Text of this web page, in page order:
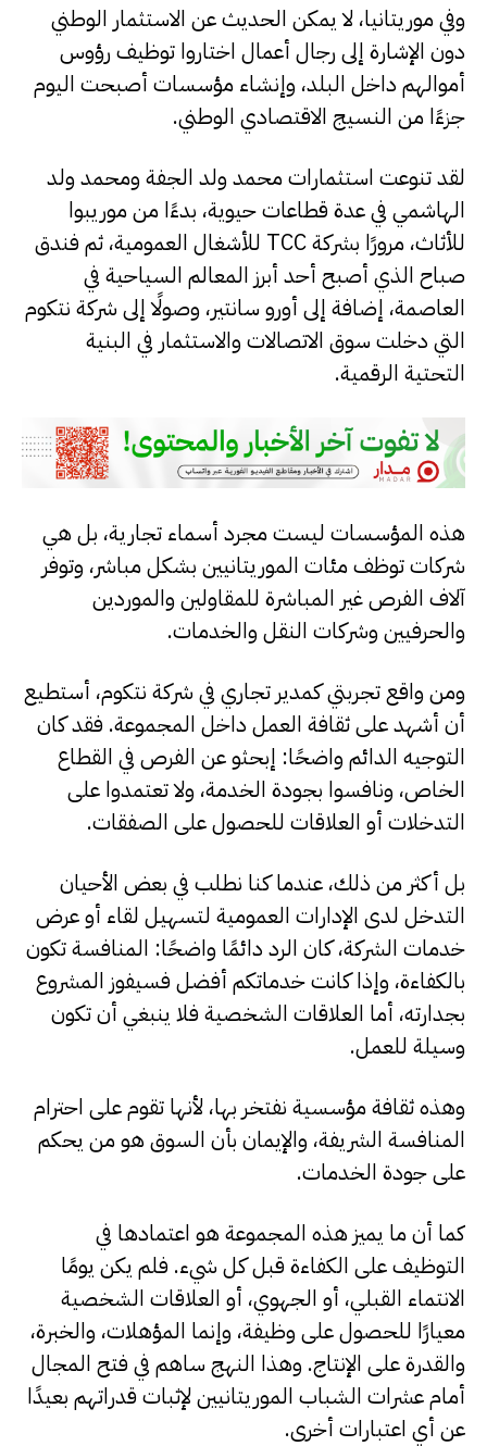
وفي موريتانيا، لا يمكن الحديث عن الاستثمار الوطني
دون الإشارة إلى رجال أعمال اختاروا توظيف رؤوس
أموالهم داخل البلد، وإنشاء مؤسسات أصبحت اليوم
جزءًا من النسيج الاقتصادي الوطني.
لقد تنوعت استثمارات محمد ولد الجفة ومحمد ولد
الهاشمي في عدة قطاعات حيوية، بدءًا من موريبوا
للأثاث، مرورًا بشركة TCC للأشغال العمومية، ثم فندق
صباح الذي أصبح أحد أبرز المعالم السياحية في
العاصمة، إضافة إلى أورو سانتير، وصولًا إلى شركة نتكوم
التي دخلت سوق الاتصالات والاستثمار في البنية
التحتية الرقمية.
هذه المؤسسات ليست مجرد أسماء تجارية، بل هي
شركات توظف مئات الموريتانيين بشكل مباشر، وتوفر
آلاف الفرص غير المباشرة للمقاولين والموردين
والحرفيين وشركات النقل والخدمات.
ومن واقع تجربتي كمدير تجاري في شركة نتكوم، أستطيع
أن أشهد على ثقافة العمل داخل المجموعة. فقد كان
التوجيه الدائم واضحًا: إبحثو عن الفرص في القطاع
الخاص، ونافسوا بجودة الخدمة، ولا تعتمدوا على
التدخلات أو العلاقات للحصول على الصفقات.
بل أكثر من ذلك، عندما كنا نطلب في بعض الأحيان
التدخل لدى الإدارات العمومية لتسهيل لقاء أو عرض
خدمات الشركة، كان الرد دائمًا واضحًا: المنافسة تكون
بالكفاءة، وإذا كانت خدماتكم أفضل فسيفوز المشروع
بجدارته، أما العلاقات الشخصية فلا ينبغي أن تكون
وسيلة للعمل.
وهذه ثقافة مؤسسية نفتخر بها، لأنها تقوم على احترام
المنافسة الشريفة، والإيمان بأن السوق هو من يحكم
على جودة الخدمات.
كما أن ما يميز هذه المجموعة هو اعتمادها في
التوظيف على الكفاءة قبل كل شيء. فلم يكن يومًا
الانتماء القبلي، أو الجهوي، أو العلاقات الشخصية
معيارًا للحصول على وظيفة، وإنما المؤهلات، والخبرة،
والقدرة على الإنتاج. وهذا النهج ساهم في فتح المجال
أمام عشرات الشباب الموريتانيين لإثبات قدراتهم بعيدًا
عن أي اعتبارات أخرى.